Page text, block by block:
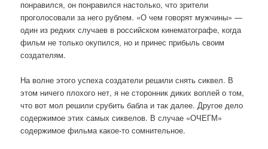
понравился, он понравился настолько, что зрители
проголосовали за него рублем. «О чем говорят мужчины» —
один из редких случаев в российском кинематографе, когда
фильм не только окупился, но и принес прибыль своим
создателям.
На волне этого успеха создатели решили снять сиквел. В
этом ничего плохого нет, я не сторонник диких воплей о том,
что вот мол решили срубить бабла и так далее. Другое дело
содержимое этих самых сиквелов. В случае «ОЧЕГМ»
содержимое фильма какое-то сомнительное.